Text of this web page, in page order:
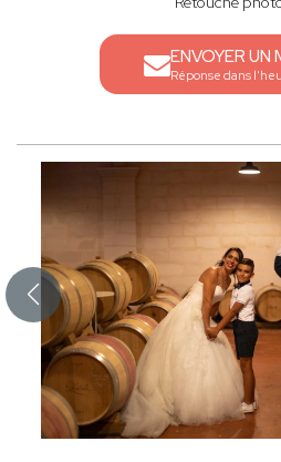
ENVOYER UN
Réponse dans